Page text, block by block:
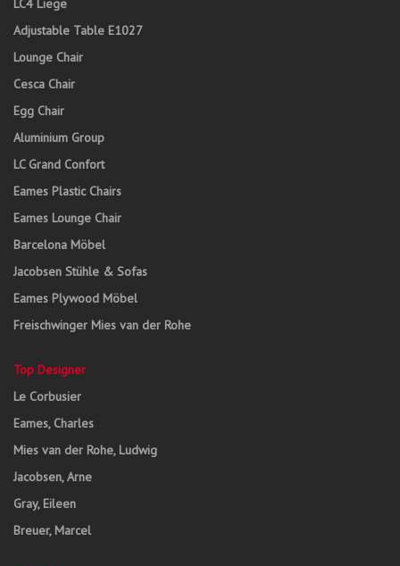
LC4 Liege
Adjustable Table E1027
Lounge Chair
Cesca Chair
Egg Chair
Aluminium Group
LC Grand Confort
Eames Plastic Chairs
Eames Lounge Chair
Barcelona Möbel
Jacobsen Stühle & Sofas
Eames Plywood Möbel
Freischwinger Mies van der Rohe
Top Designer
Le Corbusier
Eames, Charles
Mies van der Rohe, Ludwig
Jacobsen, Arne
Gray, Eileen
Breuer, Marcel